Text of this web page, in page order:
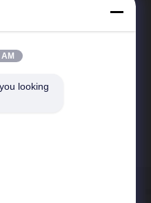
looking